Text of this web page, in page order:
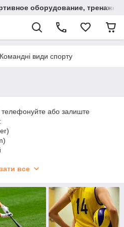
оборудование,
Командні види спорту
телефонуйте або залиште
розрахунок
все